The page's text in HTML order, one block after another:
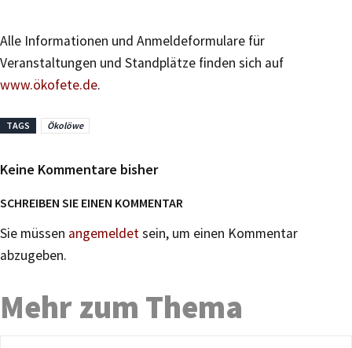
Alle Informationen und Anmeldeformulare für
Veranstaltungen und Standplätze finden sich auf
www.ökofete.de.
TAGS Ökolöwe
Keine Kommentare bisher
SCHREIBEN SIE EINEN KOMMENTAR
Sie müssen angemeldetsein, um einen Kommentar
abzugeben.
Mehr zum Thema